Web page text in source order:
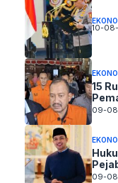
10-
15
09-
09-